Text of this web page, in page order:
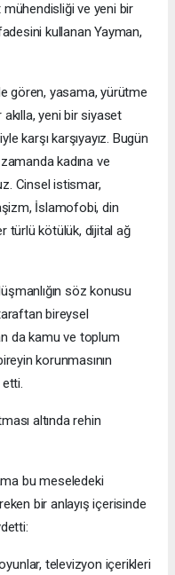
ve yeni bir
kullanan Yayman,
gören, yasama, yürütme
akılla, yeni bir siyaset
karşı karşıyayız. Bugün
kadına ve
Cinsel istismar,
İslamofobi, din
türlü kötülük, dijital ağ
söz konusu
bireysel
da kamu ve toplum
korunmasının
altında rehin
bu meseledeki
bir anlayış içerisinde
televizyon içerikleri